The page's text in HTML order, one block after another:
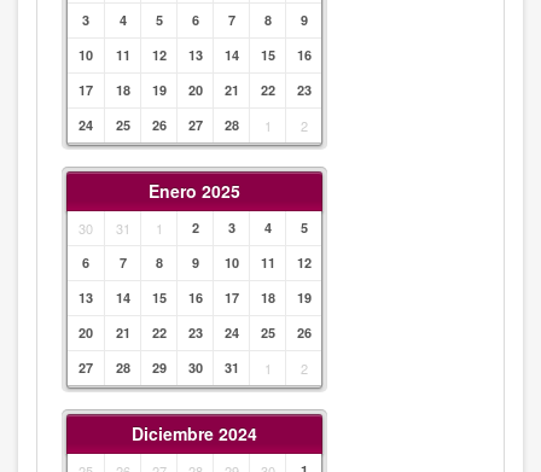
3
4 5 6 7 8
9
10
11 12 13 14 15
16
17
18 19 20 21 22
23
24
25 26 27 28 1 2
Enero 2025
30 31 1 2 3 4
5
6
7 8 9 10 11
12
13
14 15 16 17 18
19
20
21 22 23 24 25
26
27
28 29 30 31 1 2
Diciembre 2024